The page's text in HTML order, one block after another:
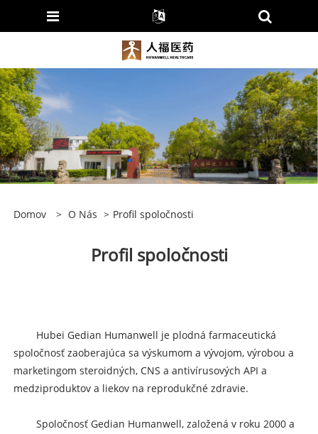
Domov > O Nás > Profil spoločnosti
Profil spoločnosti
Hubei Gedian Humanwell je plodná farmaceutická
spoločnosť zaoberajúca sa výskumom a vývojom, výrobou a
marketingom steroidných, CNS a antivírusových API a
medziproduktov a liekov na reprodukčné zdravie.
Spoločnosť Gedian Humanwell, založená v roku 2000 a